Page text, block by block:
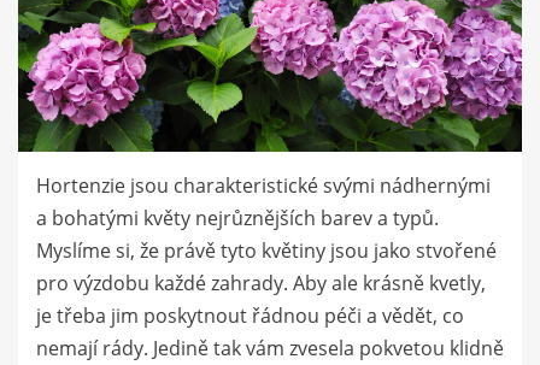
Hortenzie jsou charakteristické svými nádhernými
a bohatými květy nejrůznějších barev a typů.
Myslíme si, že právě tyto květiny jsou jako stvořené
pro výzdobu každé zahrady. Aby ale krásně kvetly,
je třeba jim poskytnout řádnou péči a vědět, co
nemají rády. Jedině tak vám zvesela pokvetou klidně